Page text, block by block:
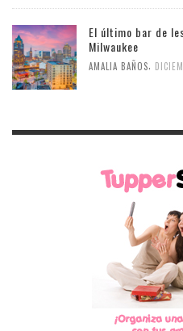
El último bar de
Milwaukee
AMALIA BAÑOS